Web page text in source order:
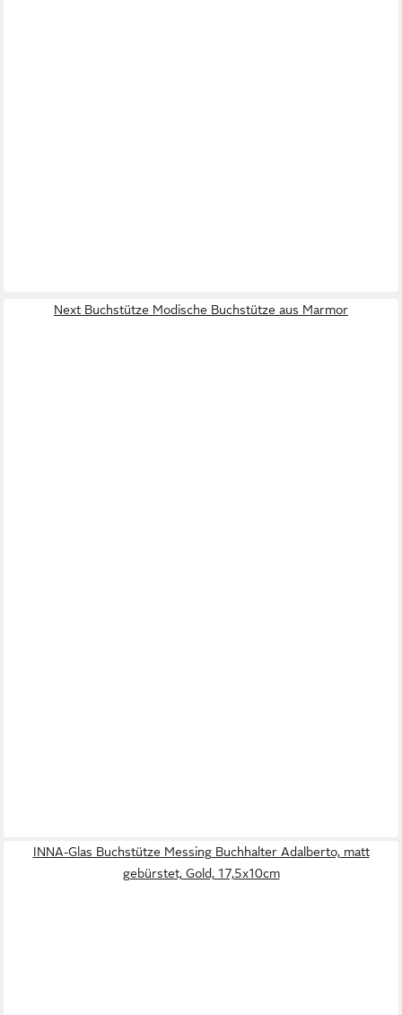
Next Buchstütze Modische Buchstütze aus Marmor
INNA-Glas Buchstütze Messing Buchhalter Adalberto, matt
gebürstet, Gold, 17,5x10cm